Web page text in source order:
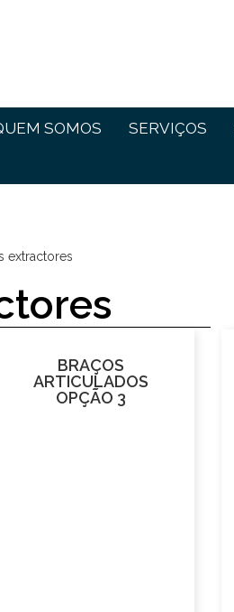
SOMOS SERVIÇOS
extractores
BRAÇOS
ARTICULADOS
OPÇÃO 3